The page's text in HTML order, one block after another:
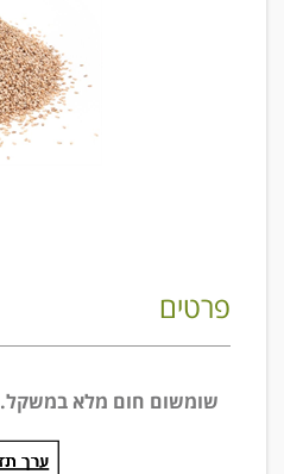
פרטים
שומשום חום מלא במשקל.